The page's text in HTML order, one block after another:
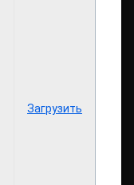
Загрузить